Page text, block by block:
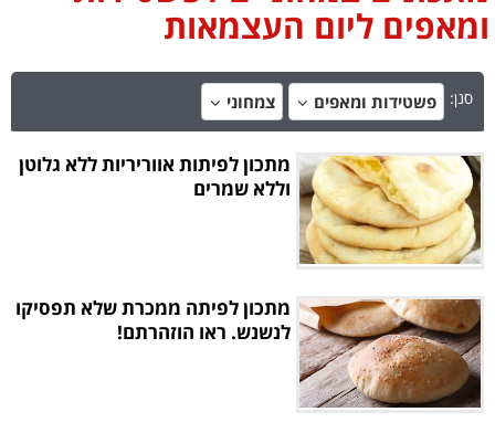
ומאפים ליום העצמאות
סנן: פשטידות ומאפים צמחוני
מתכון לפיתות אווריריות ללא גלוטן
וללא שמרים
מתכון לפיתה ממכרת שלא תפסיקו
לנשנש. ראו הוזהרתם!